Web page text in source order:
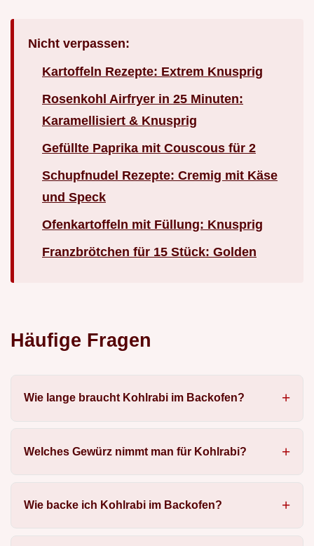
Nicht verpassen:
Kartoffeln Rezepte: Extrem Knusprig
Rosenkohl Airfryer in 25 Minuten:
Karamellisiert & Knusprig
Gefüllte Paprika mit Couscous für 2
Schupfnudel Rezepte: Cremig mit Käse
und Speck
Ofenkartoffeln mit Füllung: Knusprig
Franzbrötchen für 15 Stück: Golden
Häufige Fragen
Wie lange braucht Kohlrabi im Backofen?
Welches Gewürz nimmt man für Kohlrabi?
Wie backe ich Kohlrabi im Backofen?